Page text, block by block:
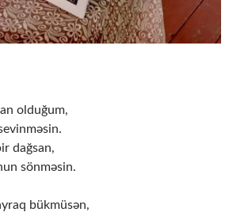
olduğum,
dağsan,
sönməsin.
bükmüsən,